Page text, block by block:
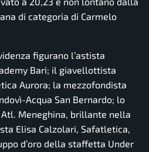
di categoria di Carmelo
figurano l’astista
Bari; il giavellottista
Aurora; la mezzofondista
Acqua San Bernardo; lo
Meneghina, brillante nella
Elisa Calzolari, Safatletica,
d’oro della staffetta Under